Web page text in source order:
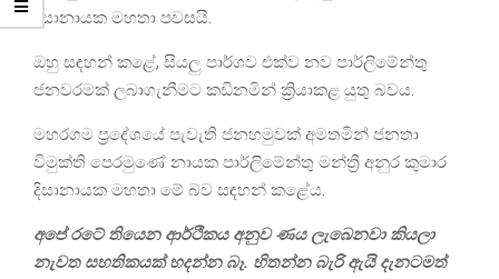
දිසානායක මහතා පවසයි.
ඔහු සඳහන් කළේ, සියලු පාර්ශව එක්ව නව පාර්ලිමේන්තු
ජනවරමක් ලබාගැනීමට කඩිනමින් ක්‍රියාකළ යුතු බවය.
මහරගම ප්‍රදේශයේ පැවැති ජනහමුවක් අමතමින් ජනතා
විමුක්ති පෙරමුණේ නායක පාර්ලිමේන්තු මන්ත්‍රී අනුර කුමාර
දිසානායක මහතා මේ බව සඳහන් කළේය.
අපේ රටේ තියෙන ආර්ථිකය අනුව ණය ලැබෙනවා කියලා
නැවත සහතිකයක් හදන්න බෑ. හිතන්න බැරි ඇයි දැනටමත්